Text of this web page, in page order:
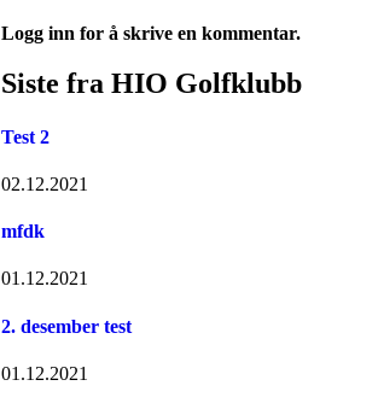
Logg inn for å skrive en kommentar.
Siste fra HIO Golfklubb
Test 2
02.12.2021
mfdk
01.12.2021
2. desember test
01.12.2021